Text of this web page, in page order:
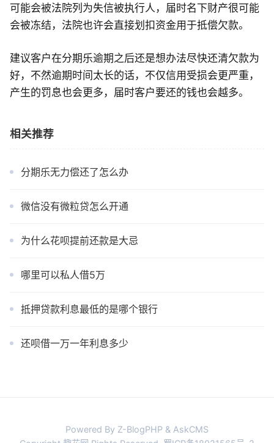
可能会被法院列为失信被执行人，届时名下财产很可能
会被冻结，法院也许会直接划扣资金用于抵偿欠款。
建议客户在分期乐逾期之后还是想办法尽快还清欠款为
好，不然逾期时间太长的话，不仅信用受损会更严重，
产生的罚息也会更多，届时客户要还的钱也会越多。
相关推荐
分期乐无力偿还了怎么办
微信没有微粒贷怎么开通
为什么花呗提前还款是大忌
哪里可以私人借5万
抵押贷款利息最低的是哪个银行
还呗借一万一年利息多少
Powered By Z-BlogPHP & AskCMS